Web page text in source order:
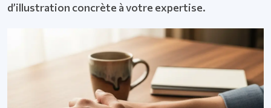
d’illustration concrète à votre expertise.